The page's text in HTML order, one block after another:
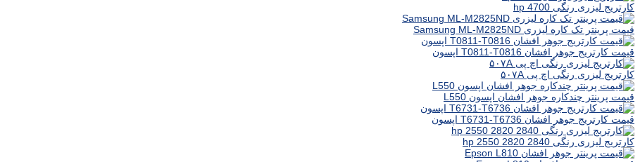
کارتریج لیزری رنگی hp 4700
قیمت پرینتر تک کاره لیزری Samsung ML-M2825ND
قیمت کارتریج جوهر افشان T0811-T0816 اپسون
کارتریج لیزری رنگی اچ پی ۵۰۷A
قیمت پرینتر چندکاره جوهر افشان اپسون L550
قیمت کارتریج جوهر افشان T6731-T6736 اپسون
کارتریج لیزری رنگی hp 2550 2820 2840